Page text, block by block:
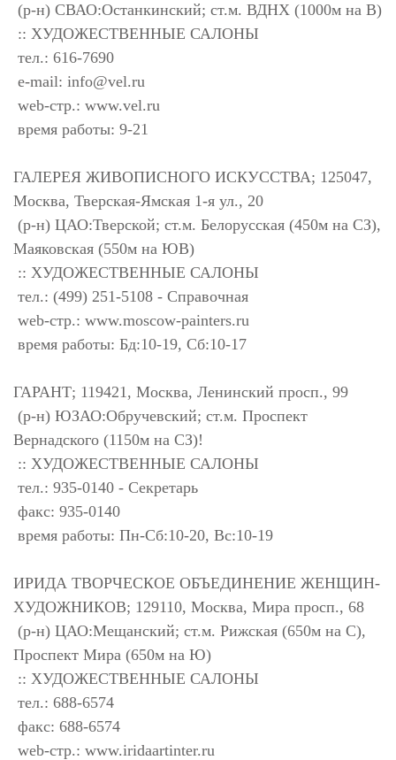
(р-н) СВАО:Останкинский; ст.м. ВДНХ (1000м на В)
:: ХУДОЖЕСТВЕННЫЕ САЛОНЫ
тел.: 616-7690
e-mail: info@vel.ru
web-стр.: www.vel.ru
время работы: 9-21
ГАЛЕРЕЯ ЖИВОПИСНОГО ИСКУССТВА; 125047,
Москва, Тверская-Ямская 1-я ул., 20
(р-н) ЦАО:Тверской; ст.м. Белорусская (450м на СЗ),
Маяковская (550м на ЮВ)
:: ХУДОЖЕСТВЕННЫЕ САЛОНЫ
тел.: (499) 251-5108 - Справочная
web-стр.: www.moscow-painters.ru
время работы: Бд:10-19, Сб:10-17
ГАРАНТ; 119421, Москва, Ленинский просп., 99
(р-н) ЮЗАО:Обручевский; ст.м. Проспект
Вернадского (1150м на СЗ)!
:: ХУДОЖЕСТВЕННЫЕ САЛОНЫ
тел.: 935-0140 - Секретарь
факс: 935-0140
время работы: Пн-Сб:10-20, Вс:10-19
ИРИДА ТВОРЧЕСКОЕ ОБЪЕДИНЕНИЕ ЖЕНЩИН-
ХУДОЖНИКОВ; 129110, Москва, Мира просп., 68
(р-н) ЦАО:Мещанский; ст.м. Рижская (650м на С),
Проспект Мира (650м на Ю)
:: ХУДОЖЕСТВЕННЫЕ САЛОНЫ
тел.: 688-6574
факс: 688-6574
web-стр.: www.iridaartinter.ru